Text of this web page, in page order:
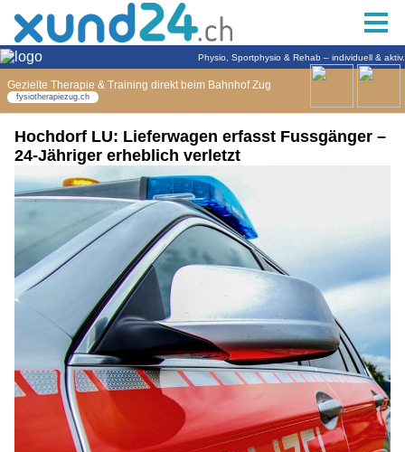
Hochdorf LU: Lieferwagen erfasst Fussgänger –
24-Jähriger erheblich verletzt